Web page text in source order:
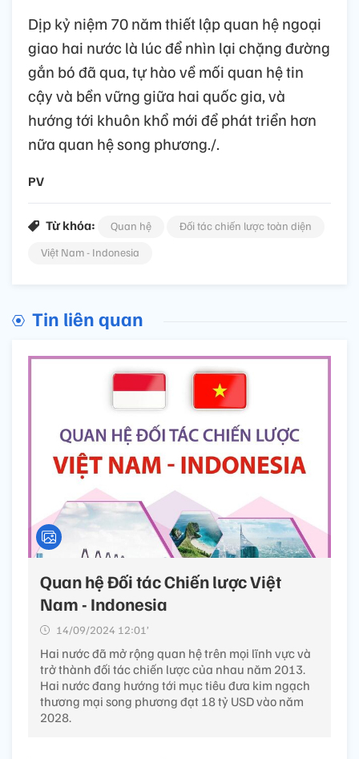
Dịp kỷ niệm 70 năm thiết lập quan hệ ngoại
giao hai nước là lúc để nhìn lại chặng đường
gắn bó đã qua, tự hào về mối quan hệ tin
cậy và bền vững giữa hai quốc gia, và
hướng tới khuôn khổ mới để phát triển hơn
nữa quan hệ song phương./.
PV
Từ khóa: Quan hệ
Đối tác chiến lược toàn diện
Việt Nam - Indonesia
Tin liên quan
Quan hệ Đối tác Chiến lược Việt
Nam - Indonesia
14/09/2024 12:01’
Hai nước đã mở rộng quan hệ trên mọi lĩnh vực và
trở thành đối tác chiến lược của nhau năm 2013.
Hai nước đang hướng tới mục tiêu đưa kim ngạch
thương mại song phương đạt 18 tỷ USD vào năm
2028.